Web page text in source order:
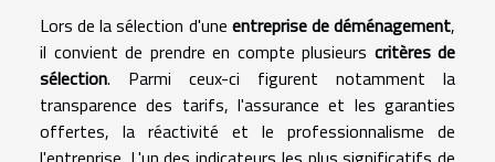
Lors de la sélection d'une entreprise de déménagement,
il convient de prendre en compte plusieurs critères de
sélection. Parmi ceux-ci figurent notamment la
transparence des tarifs, l'assurance et les garanties
offertes, la réactivité et le professionnalisme de